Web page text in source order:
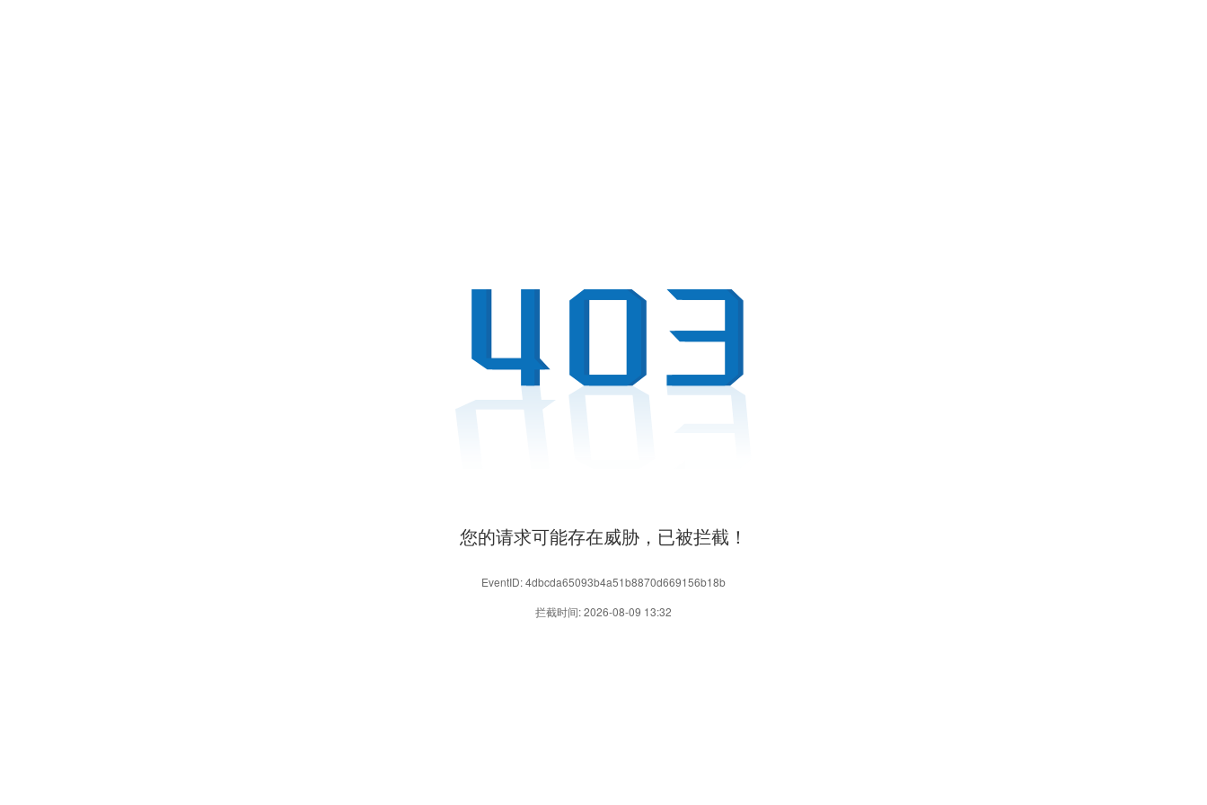
您的请求可能存在威胁，已被拦截！
EventID: 4dbcda65093b4a51b8870d669156b18b
拦截时间: 2026-08-09 13:32